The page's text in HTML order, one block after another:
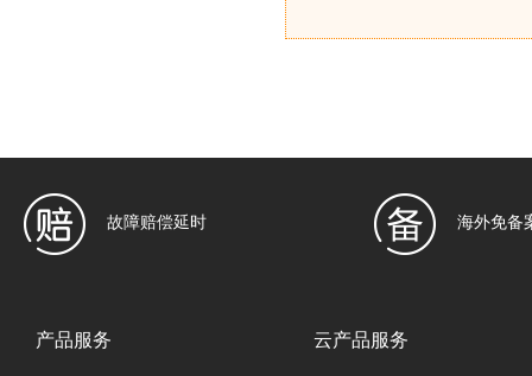
故障赔偿延时 海外免备
产品服务 云产品服务